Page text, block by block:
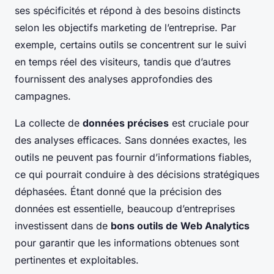
ses spécificités et répond à des besoins distincts
selon les objectifs marketing de l’entreprise. Par
exemple, certains outils se concentrent sur le suivi
en temps réel des visiteurs, tandis que d’autres
fournissent des analyses approfondies des
campagnes.
La collecte de données précises est cruciale pour
des analyses efficaces. Sans données exactes, les
outils ne peuvent pas fournir d’informations fiables,
ce qui pourrait conduire à des décisions stratégiques
déphasées. Étant donné que la précision des
données est essentielle, beaucoup d’entreprises
investissent dans de bons outils de Web Analytics
pour garantir que les informations obtenues sont
pertinentes et exploitables.